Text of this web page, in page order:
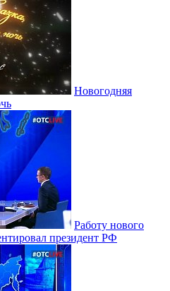
Новогодняя
Работу нового
президент РФ